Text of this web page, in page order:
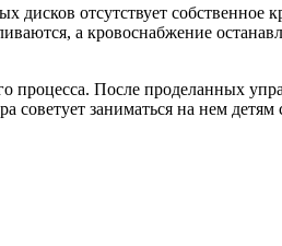
дисков отсутствует
а кровоснабжение
После проделанных
советует заниматься на нем детям